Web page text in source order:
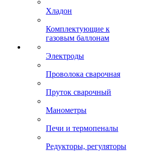
Хладон
Комплектующие к
газовым баллонам
Электроды
Проволока сварочная
Пруток сварочный
Манометры
Печи и термопеналы
Редукторы, регуляторы